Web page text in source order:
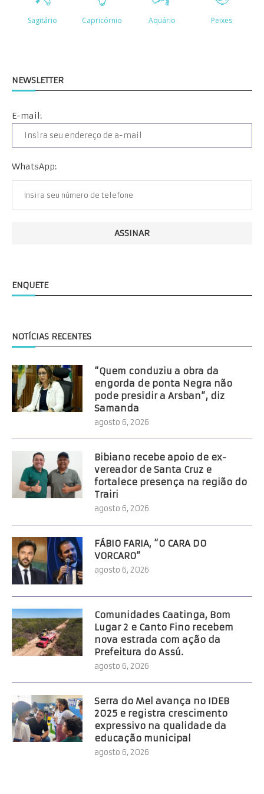
NEWSLETTER
E-mail:
WhatsApp:
ENQUETE
NOTÍCIAS RECENTES
“Quem conduziu a obra da
engorda de ponta Negra não
pode presidir a Arsban”, diz
Samanda
agosto 6, 2026
Bibiano recebe apoio de ex-
vereador de Santa Cruz e
fortalece presença na região do
Trairi
agosto 6, 2026
FÁBIO FARIA, “O CARA DO
VORCARO”
agosto 6, 2026
Comunidades Caatinga, Bom
Lugar 2 e Canto Fino recebem
nova estrada com ação da
Prefeitura do Assú.
agosto 6, 2026
Serra do Mel avança no IDEB
2025 e registra crescimento
expressivo na qualidade da
educação municipal
agosto 6, 2026